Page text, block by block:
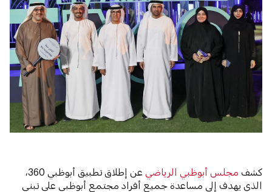
كشف مجلس أبوظبي الرياضي
عن إطلاق تطبيق أبوظبي 360،
الذي يهدف إلى مساعدة جميع أفراد مجتمع أبوظبي على تبني